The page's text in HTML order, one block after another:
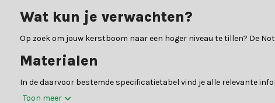
Wat kun je verwachten?
Op zoek om jouw kerstboom naar een hoger niveau te tillen? De
Materialen
In de daarvoor bestemde specificatietabel vind je alle relevante
Toon meer